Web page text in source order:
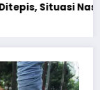
Dipastikan
HUT RI ke-81